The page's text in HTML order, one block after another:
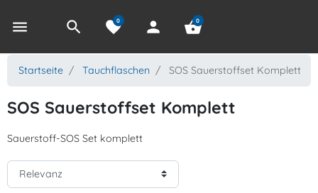
menu search favorite
0 person shopping_basket
0
Startseite Tauchflaschen SOS Sauerstoffset Komplett
SOS Sauerstoffset Komplett
Sauerstoff-SOS Set komplett